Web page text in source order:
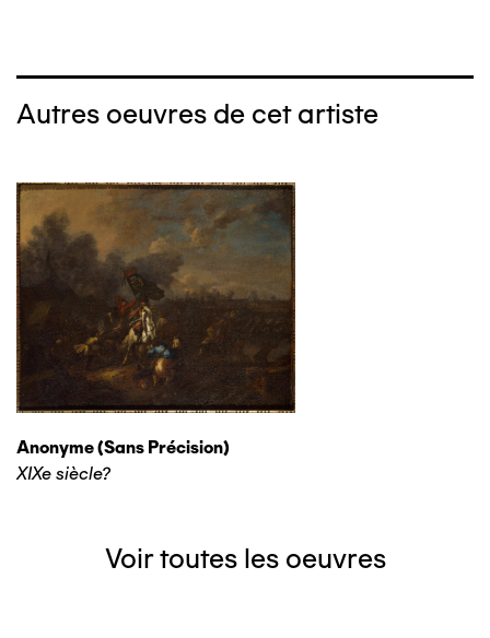
Autres oeuvres de cet artiste
Anonyme (sans Précision)
XIXe siècle?
Voir toutes les oeuvres